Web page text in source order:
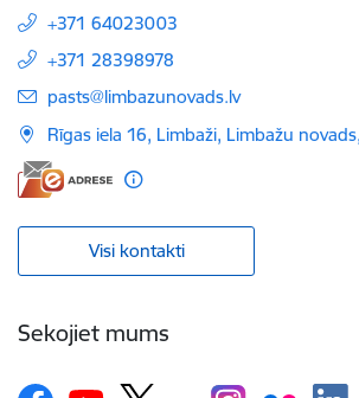
+371 64023003
+371 28398978
E-pasts:
pasts@limbazunovads.lv
Rīgas iela 16, Limbaži, Limbažu
Visi kontakti
Sekojiet mums